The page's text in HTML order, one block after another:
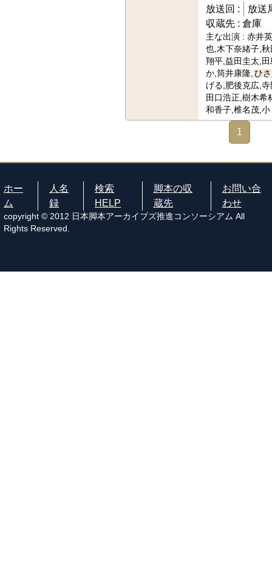
放送回 :
放送
収蔵先 : 倉庫
主な出演 : 赤井
也,木下奈緒子,
翔平,益田圭太,
か,筒井康隆, ひ
げる,肥後克広,
田口浩正,樹木希
和香子,椎名茂,小
1
ホー
ム
人名
録
検索
HELP
脚本の収
蔵先
お問い合
わせ
copyright © 2012 日本脚本アーカイブズ推進コンソーシアム All
Rights Reserved.